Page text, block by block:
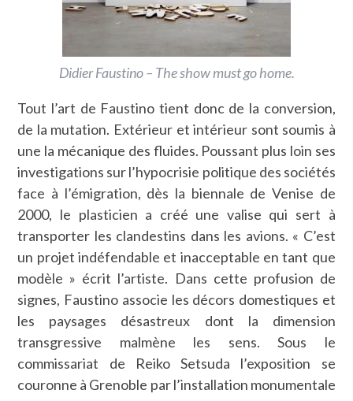
Didier Faustino – The show must go home.
Tout l’art de Faustino tient donc de la conversion,
de la mutation. Extérieur et intérieur sont soumis à
une la mécanique des fluides. Poussant plus loin ses
investigations sur l’hypocrisie politique des sociétés
face à l’émigration, dès la biennale de Venise de
2000, le plasticien a créé une valise qui sert à
transporter les clandestins dans les avions. « C’est
un projet indéfendable et inacceptable en tant que
modèle » écrit l’artiste. Dans cette profusion de
signes, Faustino associe les décors domestiques et
les paysages désastreux dont la dimension
transgressive malmène les sens. Sous le
commissariat de Reiko Setsuda l’exposition se
couronne à Grenoble par l’installation monumentale